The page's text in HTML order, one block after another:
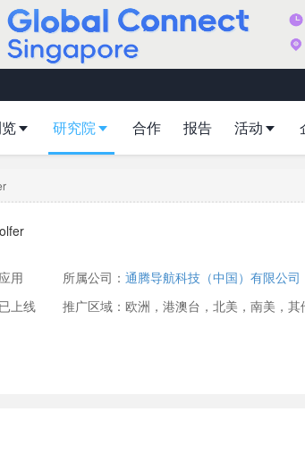
研究院 合作 报告 活动
应用
上线
所属公司： 通腾导航科技（中国）有限公司
推广区域：欧洲，港澳台，北美，南美，其